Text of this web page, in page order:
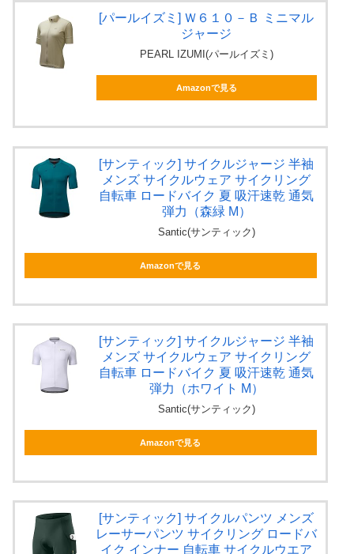
[パールイズミ] Ｗ６１０－Ｂ ミニマル
ジャージ
PEARL IZUMI(パールイズミ)
Amazonで見る
[サンティック] サイクルジャージ 半袖
メンズ サイクルウェア サイクリング
自転車 ロードバイク 夏 吸汗速乾 通気
弾力（森緑 M）
Santic(サンティック)
Amazonで見る
[サンティック] サイクルジャージ 半袖
メンズ サイクルウェア サイクリング
自転車 ロードバイク 夏 吸汗速乾 通気
弾力（ホワイト M）
Santic(サンティック)
Amazonで見る
[サンティック] サイクルパンツ メンズ
レーサーパンツ サイクリング ロードバ
イク インナー 自転車 サイクルウエア